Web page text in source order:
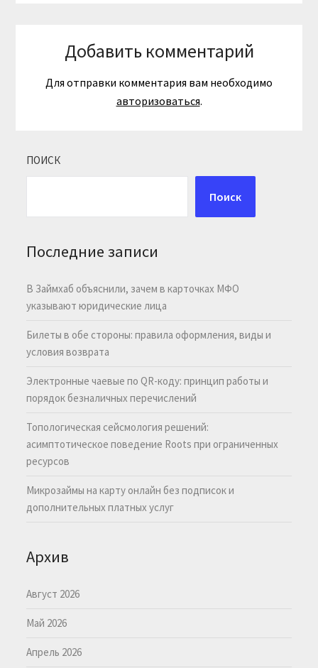
Добавить комментарий
Для отправки комментария вам необходимо
авторизоваться.
ПОИСК
Поиск
Последние записи
В Займхаб объяснили, зачем в карточках МФО
указывают юридические лица
Билеты в обе стороны: правила оформления, виды и
условия возврата
Электронные чаевые по QR-коду: принцип работы и
порядок безналичных перечислений
Топологическая сейсмология решений:
асимптотическое поведение Roots при ограниченных
ресурсов
Микрозаймы на карту онлайн без подписок и
дополнительных платных услуг
Архив
Август 2026
Май 2026
Апрель 2026